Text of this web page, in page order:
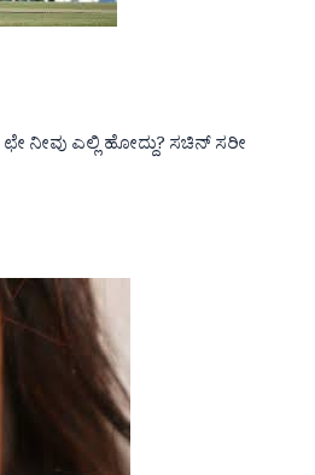
ಛೇ ನೀವು ಎಲ್ಲಿ ಹೋದ್ದು? ಸಚಿನ್ ಸರೀ